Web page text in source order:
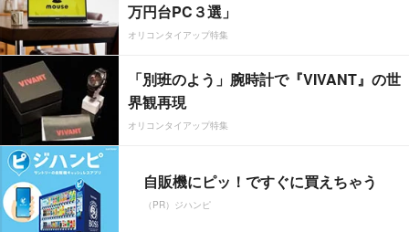
万円台PC３選」
オリコンタイアップ特集
「別班のよう」腕時計で『VIVANT』の世
界観再現
オリコンタイアップ特集
自販機にピッ！ですぐに買えちゃう
（PR）ジハンピ